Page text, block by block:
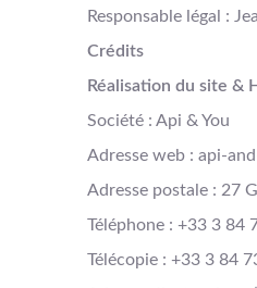
Responsable légal :
Crédits
Réalisation du site &
Société : Api & You
Adresse web : api-
Adresse postale : 27
Téléphone : +33 3 84
Télécopie : +33 3 84